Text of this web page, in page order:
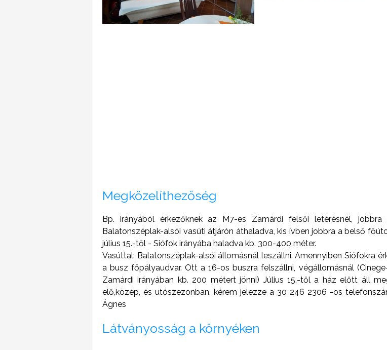
Megközelíthezőség
Bp. irányából érkezőknek az M7-es Zamárdi felsői letérésnél,
Balatonszéplak-alsói vasúti átjárón áthaladva, kis ívben jobbra a belső
július 15.-től - Siófok irányába haladva kb. 300-400 méter.
Vasúttal: Balatonszéplak-alsói állomásnál leszállni. Amennyiben Siófokra
a busz főpályaudvar. Ott a 16-os buszra felszállni, végállomásnál
Zamárdi irányában kb. 200 métert jönni) Július 15.-től a ház előtt áll
elő,közép, és utószezonban, kérem jelezze a 30 246 2306 -os
Ágnes
Látványosság a környéken